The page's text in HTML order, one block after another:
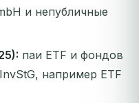
и непубличные
паи ETF и фондов
например ETF